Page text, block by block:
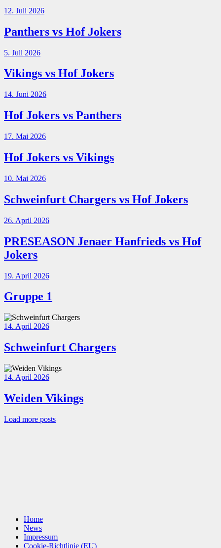
12. Juli 2026
Panthers vs Hof Jokers
5. Juli 2026
Vikings vs Hof Jokers
14. Juni 2026
Hof Jokers vs Panthers
17. Mai 2026
Hof Jokers vs Vikings
10. Mai 2026
Schweinfurt Chargers vs Hof Jokers
26. April 2026
PRESEASON Jenaer Hanfrieds vs Hof
Jokers
19. April 2026
Gruppe 1
14. April 2026
Schweinfurt Chargers
14. April 2026
Weiden Vikings
Load more posts
Home
News
Impressum
Cookie-Richtlinie (EU)